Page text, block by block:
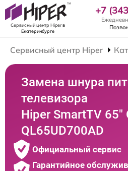
Сервисный центр Hiperв
Екатеринбурге
+7
Сервисный центр Hiper
Замена шнура
телевизора
Hiper SmartTV 65"
QL65UD700AD
Официальный сервис
Гарантийное